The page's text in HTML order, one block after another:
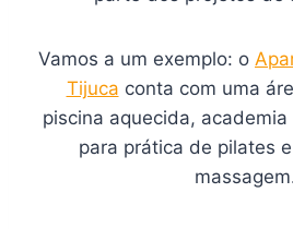
Vamos a um exemplo: o
Tijuca conta com uma
piscina aquecida,
para prática de pilates